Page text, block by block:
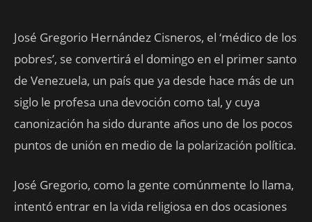
José Gregorio Hernández Cisneros, el ‘médico de los
pobres’, se convertirá el domingo en el primer santo
de Venezuela, un país que ya desde hace más de un
siglo le profesa una devoción como tal, y cuya
canonización ha sido durante años uno de los pocos
puntos de unión en medio de la polarización política.
José Gregorio, como la gente comúnmente lo llama,
intentó entrar en la vida religiosa en dos ocasiones